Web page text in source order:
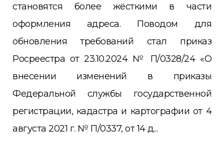
становятся более жёсткими в части
оформления адреса. Поводом для
обновления требований стал приказ
Росреестра от 23.10.2024 № П/0328/24 «О
внесении изменений в приказы
Федеральной службы государственной
регистрации, кадастра и картографии от 4
августа 2021 г. № П/0337, от 14 д...